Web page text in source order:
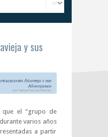
y sus
el “grupo de
varios años
a partir